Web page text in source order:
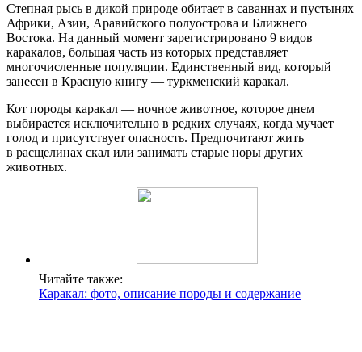
Степная рысь в дикой природе обитает в саваннах и пустынях
Африки, Азии, Аравийского полуострова и Ближнего
Востока. На данный момент зарегистрировано 9 видов
каракалов, большая часть из которых представляет
многочисленные популяции. Единственный вид, который
занесен в Красную книгу — туркменский каракал.
Кот породы каракал — ночное животное, которое днем
выбирается исключительно в редких случаях, когда мучает
голод и присутствует опасность. Предпочитают жить
в расщелинах скал или занимать старые норы других
животных.
Читайте также:
Каракал: фото, описание породы и содержание